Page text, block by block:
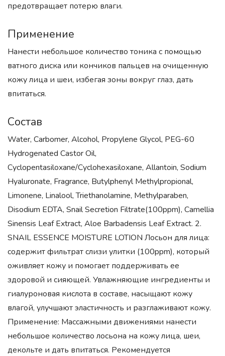
предотвращает потерю влаги.
Применение
Нанести небольшое количество тоника с помощью
ватного диска или кончиков пальцев на очищенную
кожу лица и шеи, избегая зоны вокруг глаз, дать
впитаться.
Состав
Water, Carbomer, Alcohol, Propylene Glycol, PEG-60
Hydrogenated Castor Oil,
Cyclopentasiloxane/Cyclohexasiloxane, Allantoin, Sodium
Hyaluronate, Fragrance, Butylphenyl Methylpropional,
Limonene, Linalool, Triethanolamine, Methylparaben,
Disodium EDTA, Snail Secretion Filtrate(100ppm), Camellia
Sinensis Leaf Extract, Aloe Barbadensis Leaf Extract. 2.
SNAIL ESSENCE MOISTURE LOTION Лосьон для лица:
содержит фильтрат слизи улитки (100ppm), который
оживляет кожу и помогает поддерживать ее
здоровой и сияющей. Увлажняющие ингредиенты и
гиалуроновая кислота в составе, насыщают кожу
влагой, улучшают эластичность и разглаживают кожу.
Применение: Массажными движениями нанести
небольшое количество лосьона на кожу лица, шеи,
декольте и дать впитаться. Рекомендуется